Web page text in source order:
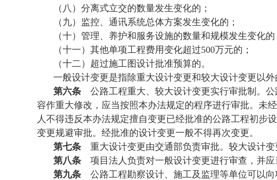
（八）分离式立交的数量发生变化的；
（九）监控、通讯系统总体方案发生变化的；
（十）管理、养护和服务设施的数量和规模发生变化的
（十一）其他单项工程费用变化超过500万元的；
（十二）超过施工图设计批准预算的。
一般设计变更是指除重大设计变更和较大设计变更以外
第六条 公路工程重大、较大设计变更实行审批制。
容作重大修改，应当按照本办法规定的程序进行审批。未
人不得违反本办法规定擅自变更已经批准的公路工程初步
变更规避审批。经批准的设计变更一般不得再次变更。
第七条 重大设计变更由交通部负责审批。较大设计变
第八条 项目法人负责对一般设计变更进行审查，并应
第九条 公路工程勘察设计、施工及监理等单位可以